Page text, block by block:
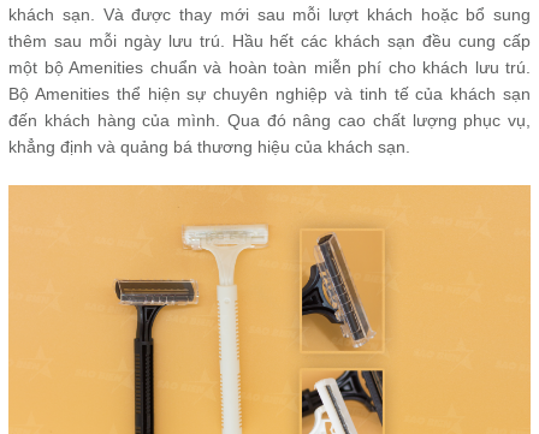
khách sạn. Và được thay mới sau mỗi lượt khách hoặc bổ sung
thêm sau mỗi ngày lưu trú. Hầu hết các khách sạn đều cung cấp
một bộ Amenities chuẩn và hoàn toàn miễn phí cho khách lưu trú.
Bộ Amenities thể hiện sự chuyên nghiệp và tinh tế của khách sạn
đến khách hàng của mình. Qua đó nâng cao chất lượng phục vụ,
khẳng định và quảng bá thương hiệu của khách sạn.